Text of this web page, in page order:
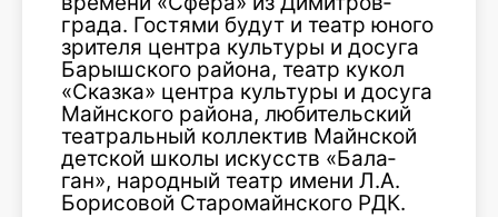
града. Гостями будут и театр юного
зрителя центра культуры и досуга
Барышского района, театр кукол
«Сказка» центра культуры и досуга
Майнского района, любительский
театральный коллектив Майнской
детской школы искусств «Бала­
ган», народный театр имени Л.А.
Борисовой Старомайнского РДК.